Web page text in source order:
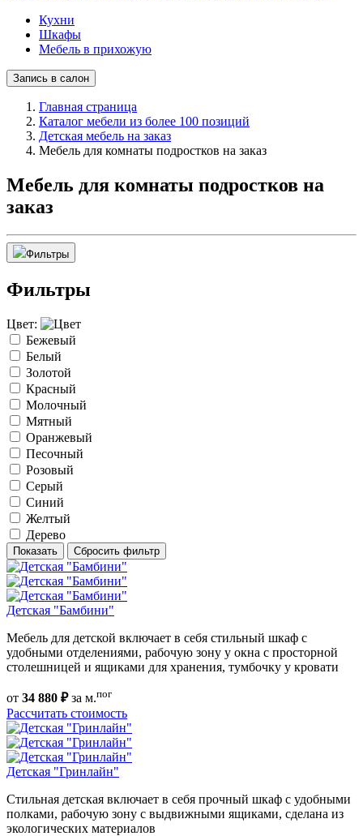
Кухни
Шкафы
Мебель в прихожую
Запись в салон
Главная страница
Каталог мебели из более 100 позиций
Детская мебель на заказ
Мебель для комнаты подростков на заказ
Мебель для комнаты подростков на
заказ
Фильтры
Фильтры
Цвет:
Бежевый
Белый
Золотой
Красный
Молочный
Мятный
Оранжевый
Песочный
Розовый
Серый
Синий
Желтый
Дерево
Показать Сбросить фильтр
Детская "Бамбини"
Мебель для детской включает в себя стильный шкаф с
удобными отделениями, рабочую зону у окна с просторной
столешницей и ящиками для хранения, тумбочку у кровати
от 34 880 ₽за м.пог
Рассчитать стоимость
Детская "Гринлайн"
Стильная детская включает в себя прочный шкаф с удобными
полками, рабочую зону с выдвижными ящиками, сделана из
экологических материалов